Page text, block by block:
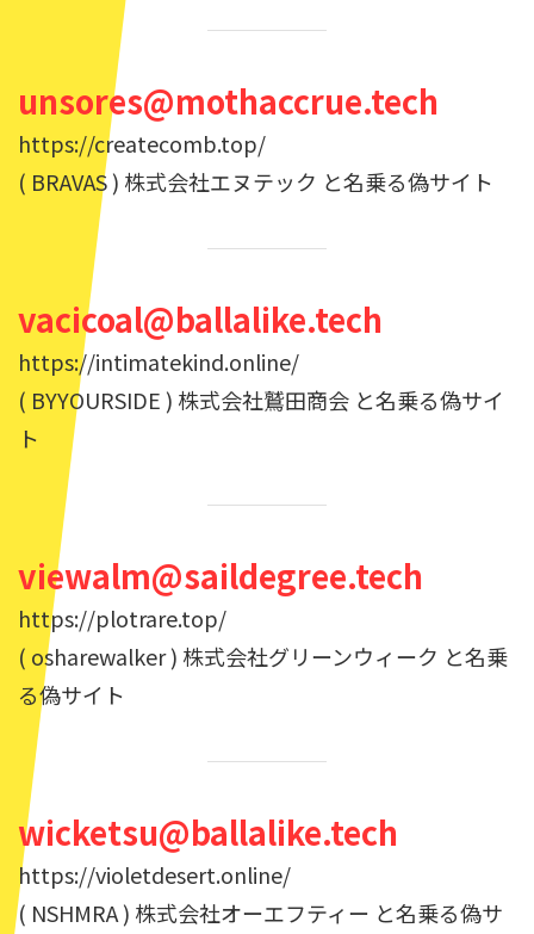
unsores@mothaccrue.tech
https://createcomb.top/
( BRAVAS ) 株式会社エヌテック と名乗る偽サイト
vacicoal@ballalike.tech
https://intimatekind.online/
( BYYOURSIDE ) 株式会社鷲田商会 と名乗る偽サイ
ト
viewalm@saildegree.tech
https://plotrare.top/
( osharewalker ) 株式会社グリーンウィーク と名乗
る偽サイト
wicketsu@ballalike.tech
https://violetdesert.online/
( NSHMRA ) 株式会社オーエフティー と名乗る偽サ